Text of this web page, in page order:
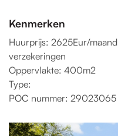
Kenmerken
Huurprijs: 2625Eur/
verzekeringen
Oppervlakte: 400m2
Type:
POC nummer: 29023065